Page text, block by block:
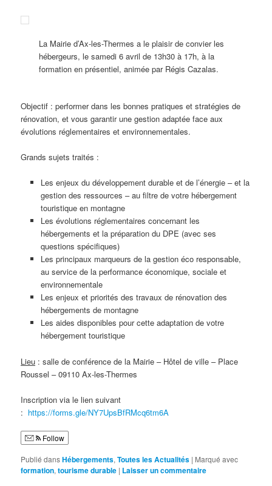
La Mairie d’Ax-les-Thermes a le plaisir de convier les
hébergeurs, le samedi 6 avril de 13h30 à 17h, à la
formation en présentiel, animée par Régis Cazalas.
Objectif : performer dans les bonnes pratiques et stratégies de
rénovation, et vous garantir une gestion adaptée face aux
évolutions réglementaires et environnementales.
Grands sujets traités :
Les enjeux du développement durable et de l’énergie – et la
gestion des ressources – au filtre de votre hébergement
touristique en montagne
Les évolutions réglementaires concernant les
hébergements et la préparation du DPE (avec ses
questions spécifiques)
Les principaux marqueurs de la gestion éco responsable,
au service de la performance économique, sociale et
environnementale
Les enjeux et priorités des travaux de rénovation des
hébergements de montagne
Les aides disponibles pour cette adaptation de votre
hébergement touristique
Lieu : salle de conférence de la Mairie – Hôtel de ville – Place
Roussel – 09110 Ax-les-Thermes
Inscription via le lien suivant
: https://forms.gle/NY7UpsBfRMcq6tm6A
Follow
Publié dansHébergements,Toutes les Actualités | Marqué avec
formation,tourisme durable | Laisser un commentaire